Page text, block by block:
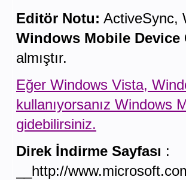
Editör Notu: ActiveSync,
Windows Mobile Device
almıştır.
Eğer Windows Vista,
kullanıyorsanız Windows
gidebilirsiniz.
Direk İndirme Sayfası :
__http://